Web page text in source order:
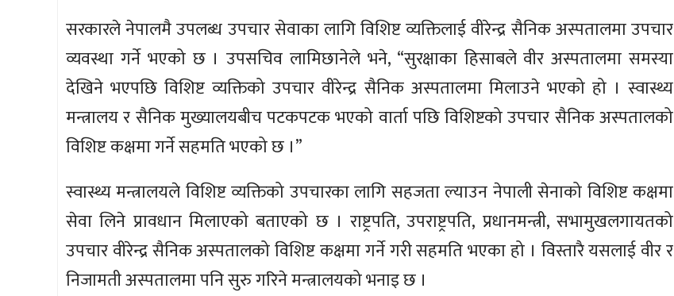
सरकारले नेपालमै उपलब्ध उपचार सेवाका लागि विशिष्ट व्यक्तिलाई वीरेन्द्र सैनिक अस्पतालमा उपचार
व्यवस्था गर्ने भएको छ । उपसचिव लामिछानेले भने, “सुरक्षाका हिसाबले वीर अस्पतालमा समस्या
देखिने भएपछि विशिष्ट व्यक्तिको उपचार वीरेन्द्र सैनिक अस्पतालमा मिलाउने भएको हो । स्वास्थ्य
मन्त्रालय र सैनिक मुख्यालयबीच पटकपटक भएको वार्ता पछि विशिष्टको उपचार सैनिक अस्पतालको
विशिष्ट कक्षमा गर्ने सहमति भएको छ ।”
स्वास्थ्य मन्त्रालयले विशिष्ट व्यक्तिको उपचारका लागि सहजता ल्याउन नेपाली सेनाको विशिष्ट कक्षमा
सेवा लिने प्रावधान मिलाएको बताएको छ । राष्ट्रपति, उपराष्ट्रपति, प्रधानमन्त्री, सभामुखलगायतको
उपचार वीरेन्द्र सैनिक अस्पतालको विशिष्ट कक्षमा गर्ने गरी सहमति भएका हो । विस्तारै यसलाई वीर र
निजामती अस्पतालमा पनि सुरु गरिने मन्त्रालयको भनाइ छ ।